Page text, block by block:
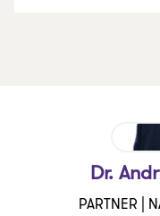
Dr.
PARTNER |